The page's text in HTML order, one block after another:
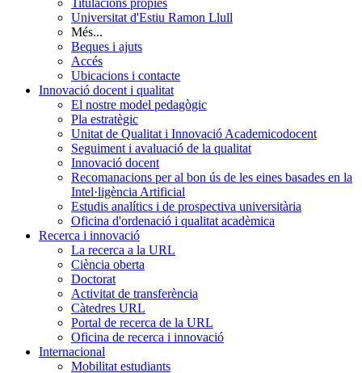
Universitat d'Estiu Ramon Llull
Més...
Beques i ajuts
Accés
Ubicacions i contacte
Innovació docent i qualitat
El nostre model pedagògic
Pla estratègic
Unitat de Qualitat i Innovació Academicodocent
Seguiment i avaluació de la qualitat
Innovació docent
Recomanacions per al bon ús de les eines basades en la
Intel·ligència Artificial
Estudis analítics i de prospectiva universitària
Oficina d'ordenació i qualitat acadèmica
Recerca i innovació
La recerca a la URL
Ciència oberta
Doctorat
Activitat de transferència
Càtedres URL
Portal de recerca de la URL
Oficina de recerca i innovació
Internacional
Mobilitat estudiants